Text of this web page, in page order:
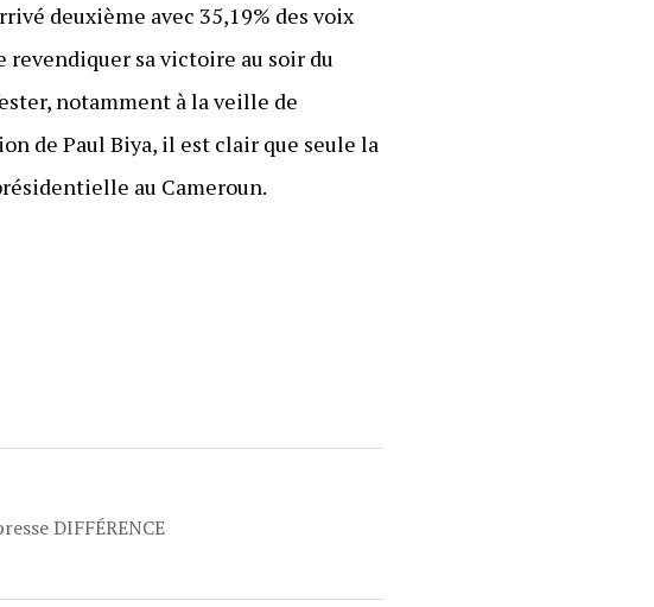
deuxième avec 35,19% des voix
revendiquer sa victoire au soir du
notamment à la veille de
de Paul Biya, il est clair que seule la
au Cameroun.
DIFFÉRENCE